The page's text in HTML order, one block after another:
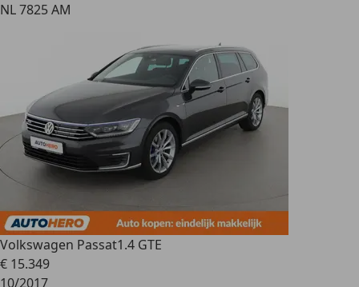
NL 7825 AM
Volkswagen Passat1.4 GTE
€ 15.349
10/2017